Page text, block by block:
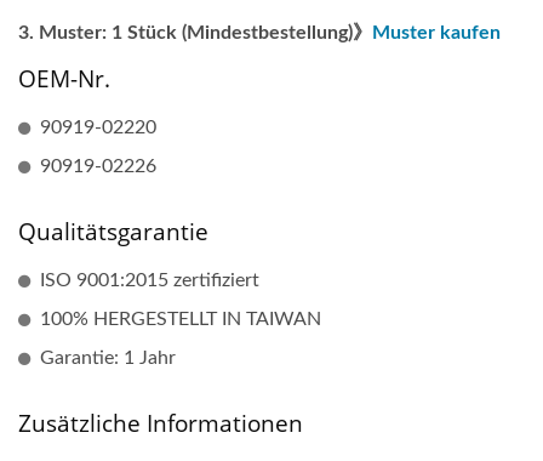
Muster: 1 Stück (Mindestbestellung)》 Muster kaufen
OEM-Nr.
90919-02220
90919-02226
Qualitätsgarantie
ISO 9001:2015 zertifiziert
100% HERGESTELLT IN TAIWAN
Garantie: 1 Jahr
Zusätzliche Informationen